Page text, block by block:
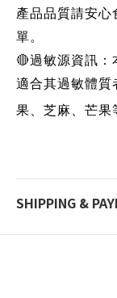
產品品質請安心
單。
🔴過敏源資訊：
適合其過敏體質
果、芝麻、芒果
SHIPPING &